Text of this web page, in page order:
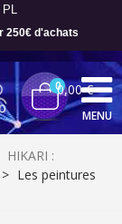
PL
00,00 €
MENU
HIKARI :
> Les peintures